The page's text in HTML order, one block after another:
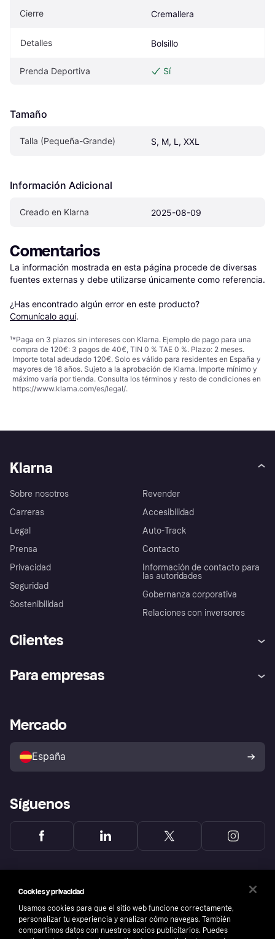
Cierre Cremallera
Detalles Bolsillo
Prenda Deportiva Sí
Tamaño
Talla (Pequeña-Grande) S, M, L, XXL
Información Adicional
Creado en Klarna 2025-08-09
Comentarios
La información mostrada en esta página procede de diversas
fuentes externas y debe utilizarse únicamente como referencia.
¿Has encontrado algún error en este producto?
Comunícalo aquí.
¹*Paga en 3 plazos sin intereses con Klarna. Ejemplo de pago para una
compra de 120€: 3 pagos de 40€, TIN 0 % TAE 0 %. Plazo: 2 meses.
Importe total adeudado 120€. Solo es válido para residentes en España y
mayores de 18 años. Sujeto a la aprobación de Klarna. Importe mínimo y
máximo varía por tienda. Consulta los términos y resto de condiciones en
https://www.klarna.com/es/legal/.
Klarna
Sobre nosotros
Carreras
Legal
Prensa
Privacidad
Seguridad
Sostenibilidad
Revender
Accesibilidad
Auto-Track
Contacto
Información de contacto para
las autoridades
Gobernanza corporativa
Relaciones con inversores
Clientes
Inicio de sesión
Directorio de tiendas
Política de protección al
comprador de Klarna
Reclamaciones
Para empresas
Acceso empresas
Mercado
España
Síguenos
Cookies y privacidad
Usamos cookies para que el sitio web funcione correctamente,
personalizar tu experiencia y analizar cómo navegas. También
compartimos datos con nuestros socios publicitarios. Puedes